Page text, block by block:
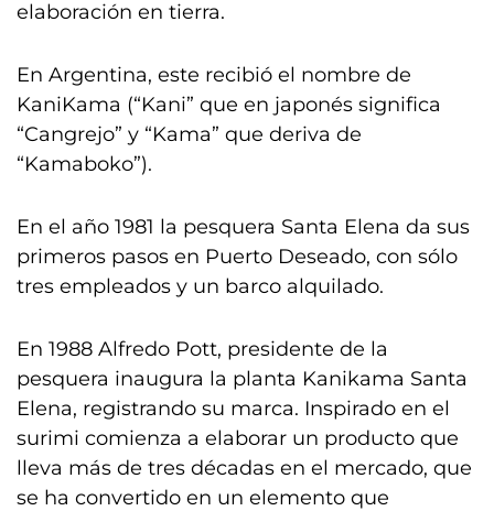
elaboración en tierra.
En Argentina, este recibió el nombre de
KaniKama (“Kani” que en japonés significa
“Cangrejo” y “Kama” que deriva de
“Kamaboko”).
En el año 1981 la pesquera Santa Elena da sus
primeros pasos en Puerto Deseado, con sólo
tres empleados y un barco alquilado.
En 1988 Alfredo Pott, presidente de la
pesquera inaugura la planta Kanikama Santa
Elena, registrando su marca. Inspirado en el
surimi comienza a elaborar un producto que
lleva más de tres décadas en el mercado, que
se ha convertido en un elemento que